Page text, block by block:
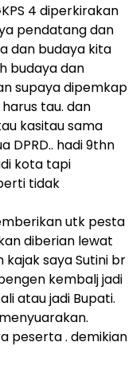
4 diperkirakan
pendatang dan
dan budaya kita
budaya dan
supaya dipemkap
tau. dan
kasitau sama
DPRD.. hadi 9thn
kota tapi
tidak
utk pesta
diberian lewat
saya Sutini br
kembalj jadi
atau jadi Bupati.
peserta . demikian